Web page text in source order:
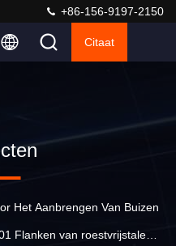
+86-156-9197-2150
Citaat
Het Aanbrengen Van Buizen
Flanken van roestvrijstalen